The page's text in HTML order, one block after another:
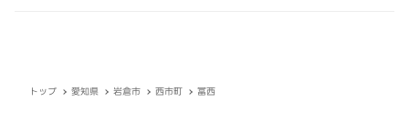
トップ 愛知県 岩倉市 西市町 冨西